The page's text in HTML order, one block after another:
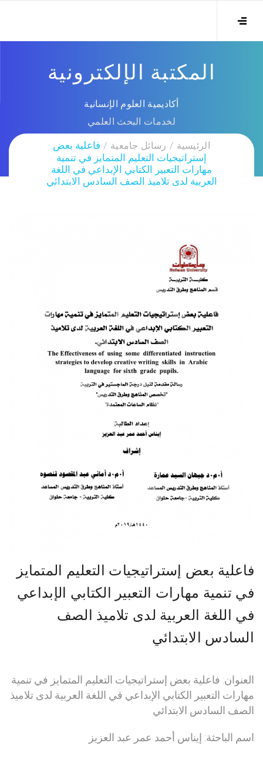
المكتبة الإلكترونية
أكاديمية العلوم الإنسانية
لخدمات البحث العلمي
الرئيسية رسائل جامعية
فاعلية بعض
إستراتيجيات التعليم المتمايز في تنمية
مهارات التعبير الكتابي الإبداعي في اللغة
العربية لدى تلاميذ الصف السادس الابتدائي
فاعلية بعض إستراتيجيات التعليم المتمايز
في تنمية مهارات التعبير الكتابي الإبداعي
في اللغة العربية لدى تلاميذ الصف
السادس الابتدائي
العنوان: فاعلية بعض إستراتيجيات التعليم المتمايز في تنمية
مهارات التعبير الكتابي الإبداعي في اللغة العربية لدى تلاميذ
الصف السادس الابتدائي
اسم الباحثة: إيناس أحمد عمر عبد العزيز